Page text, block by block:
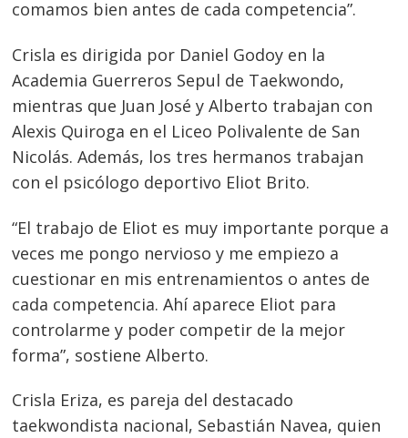
comamos bien antes de cada competencia”.
Crisla es dirigida por Daniel Godoy en la
Academia Guerreros Sepul de Taekwondo,
mientras que Juan José y Alberto trabajan con
Alexis Quiroga en el Liceo Polivalente de San
Nicolás. Además, los tres hermanos trabajan
con el psicólogo deportivo Eliot Brito.
“El trabajo de Eliot es muy importante porque a
veces me pongo nervioso y me empiezo a
cuestionar en mis entrenamientos o antes de
cada competencia. Ahí aparece Eliot para
controlarme y poder competir de la mejor
forma”, sostiene Alberto.
Crisla Eriza, es pareja del destacado
taekwondista nacional, Sebastián Navea, quien
Navegación
de
entradas